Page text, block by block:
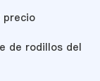
precio
de rodillos del